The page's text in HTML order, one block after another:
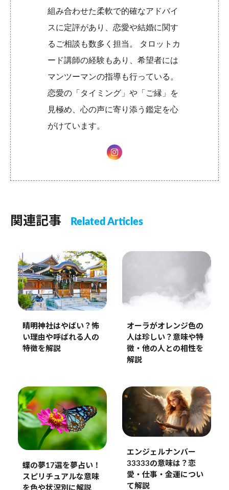
組み合わせた柔軟で的確なアドバイ
スに定評があり、恋愛や結婚に関す
るご相談も数多く担当。 タロットカ
ード講師の経験もあり、希望者には
マンツーマンの指導も行っている。
恋愛の「タイミング」や「ご縁」を
見極め、心の声に寄り添う鑑定を心
がけています。
関連記事 Related Articles
晴明神社はやばい？怖
い理由や呼ばれる人の
特徴を解説
オーラがオレンジ色の
人は珍しい？意味や特
徴・他の人との相性を
解説
蝶の夢17選を夢占い！
スピリチュアルな意味
を色や状況別に解説
エンジェルナンバー
33333の意味は？恋
愛・仕事・金運につい
て解説